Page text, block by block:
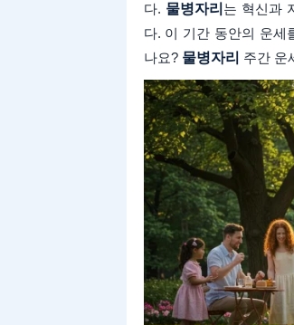
다. 물병자리 는 혁신과
다. 이 기간 동안의 운세
나요? 물병자리 주간 운